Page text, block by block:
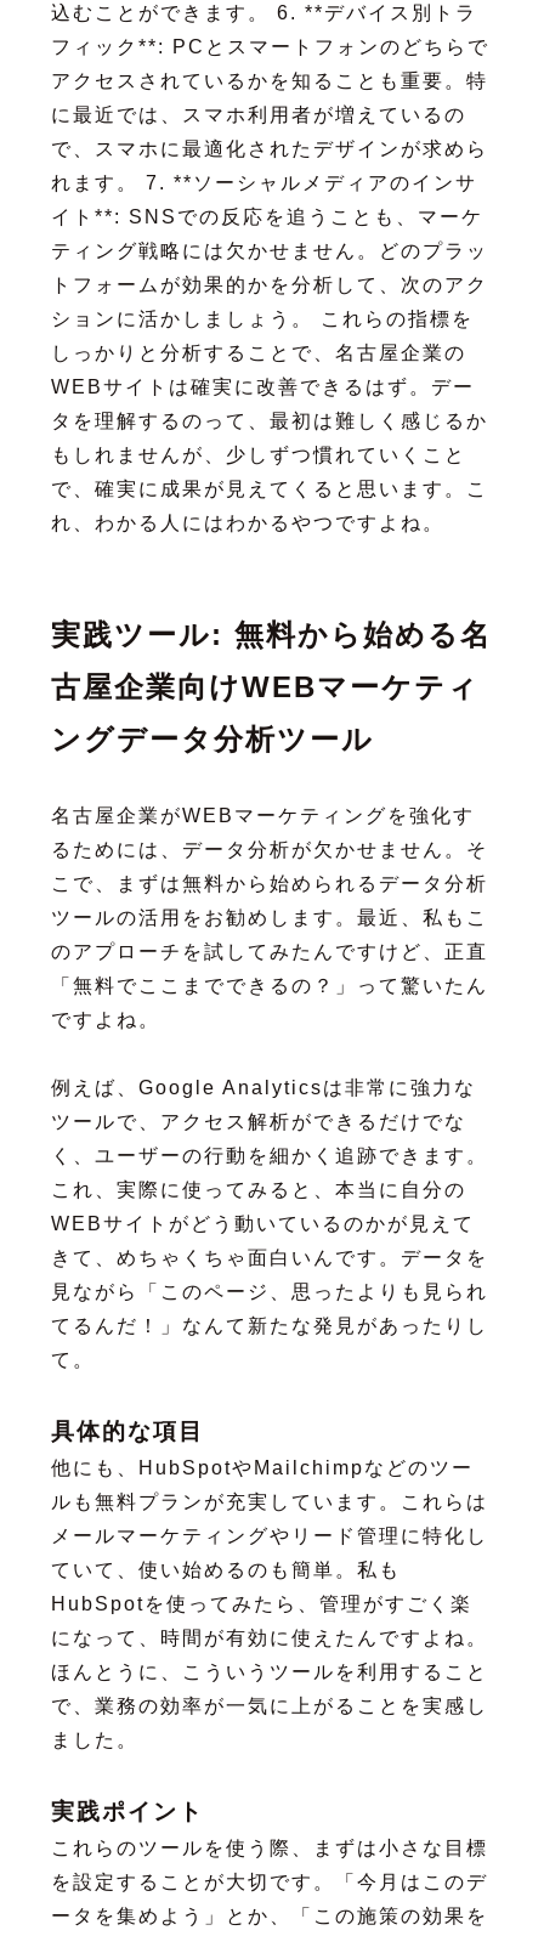
込むことができます。 6. **デバイス別トラ
フィック**: PCとスマートフォンのどちらで
アクセスされているかを知ることも重要。特
に最近では、スマホ利用者が増えているの
で、スマホに最適化されたデザインが求めら
れます。 7. **ソーシャルメディアのインサ
イト**: SNSでの反応を追うことも、マーケ
ティング戦略には欠かせません。どのプラッ
トフォームが効果的かを分析して、次のアク
ションに活かしましょう。 これらの指標を
しっかりと分析することで、名古屋企業の
WEBサイトは確実に改善できるはず。デー
タを理解するのって、最初は難しく感じるか
もしれませんが、少しずつ慣れていくこと
で、確実に成果が見えてくると思います。こ
れ、わかる人にはわかるやつですよね。
実践ツール: 無料から始める名
古屋企業向けWEBマーケティ
ングデータ分析ツール
名古屋企業がWEBマーケティングを強化す
るためには、データ分析が欠かせません。そ
こで、まずは無料から始められるデータ分析
ツールの活用をお勧めします。最近、私もこ
のアプローチを試してみたんですけど、正直
「無料でここまでできるの？」って驚いたん
ですよね。
例えば、Google Analyticsは非常に強力な
ツールで、アクセス解析ができるだけでな
く、ユーザーの行動を細かく追跡できます。
これ、実際に使ってみると、本当に自分の
WEBサイトがどう動いているのかが見えて
きて、めちゃくちゃ面白いんです。データを
見ながら「このページ、思ったよりも見られ
てるんだ！」なんて新たな発見があったりし
て。
具体的な項目
他にも、HubSpotやMailchimpなどのツー
ルも無料プランが充実しています。これらは
メールマーケティングやリード管理に特化し
ていて、使い始めるのも簡単。私も
HubSpotを使ってみたら、管理がすごく楽
になって、時間が有効に使えたんですよね。
ほんとうに、こういうツールを利用すること
で、業務の効率が一気に上がることを実感し
ました。
実践ポイント
これらのツールを使う際、まずは小さな目標
を設定することが大切です。「今月はこのデ
ータを集めよう」とか、「この施策の効果を